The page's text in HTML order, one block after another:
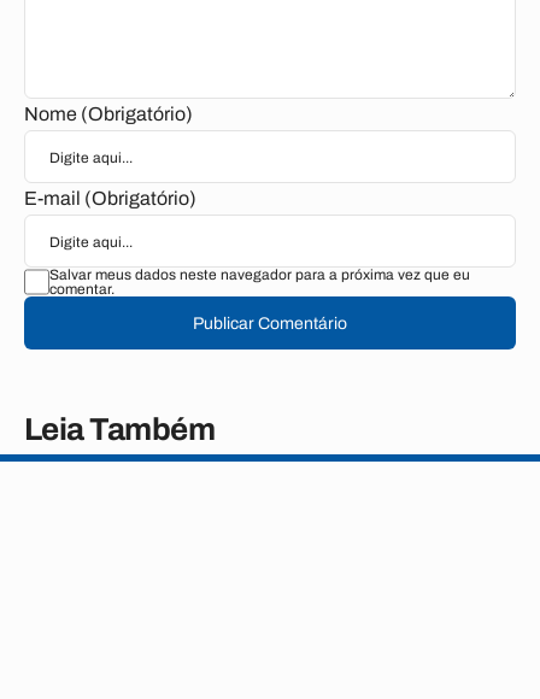
Nome (Obrigatório)
E-mail (Obrigatório)
Salvar meus dados neste navegador para a próxima vez que eu
comentar.
Publicar Comentário
Leia Também